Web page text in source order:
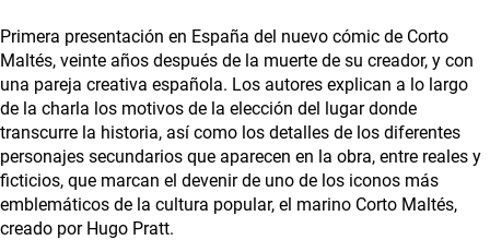
Primera presentación en España del nuevo cómic de Corto
Maltés, veinte años después de la muerte de su creador, y con
una pareja creativa española. Los autores explican a lo largo
de la charla los motivos de la elección del lugar donde
transcurre la historia, así como los detalles de los diferentes
personajes secundarios que aparecen en la obra, entre reales y
ficticios, que marcan el devenir de uno de los iconos más
emblemáticos de la cultura popular, el marino Corto Maltés,
creado por Hugo Pratt.